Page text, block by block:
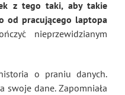
z tego taki, aby takie
od pracującego laptopa
nieprzewidzianym
o praniu danych.
swoje dane. Zapomniała